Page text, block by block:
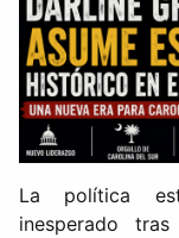
La política
inesperado